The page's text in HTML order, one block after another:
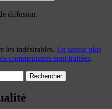
diffusion.
les indésirables. En savoir plus
commentaires sont traitées.